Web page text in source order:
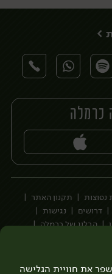
את חוויית הגלישה
>
כרמלה
תקנון האתר
דרושים
נגישות
הבלוג של כרמלה
3bearsפיתוח:Quatro